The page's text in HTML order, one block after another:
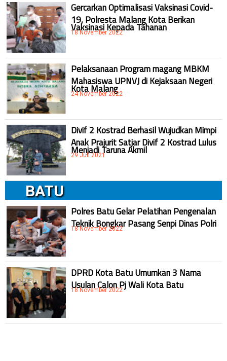
Gercarkan Optimalisasi Vaksinasi Covid-
19, Polresta Malang Kota Berikan
Vaksinasi Kepada Tahanan
18 November 2022
Pelaksanaan Program magang MBKM
Mahasiswa UPNVJ di Kejaksaan Negeri
Kota Malang
24 November 2022
Divif 2 Kostrad Berhasil Wujudkan Mimpi
Anak Prajurit Satjar Divif 2 Kostrad Lulus
Menjadi Taruna Akmil
29 Juli 2021
BATU
Polres Batu Gelar Pelatihan Pengenalan
Teknik Bongkar Pasang Senpi Dinas Polri
18 November 2022
DPRD Kota Batu Umumkan 3 Nama
Usulan Calon Pj Wali Kota Batu
18 November 2022